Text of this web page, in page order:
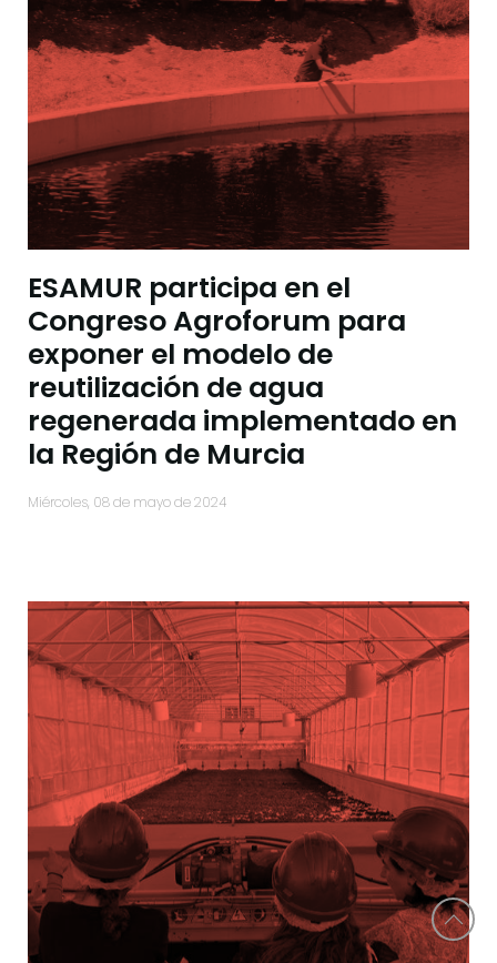
ESAMUR participa en el
Congreso Agroforum para
exponer el modelo de
reutilización de agua
regenerada implementado en
la Región de Murcia
miércoles, 08 de mayo de 2024